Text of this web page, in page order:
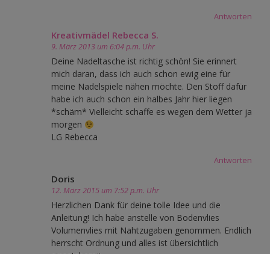
Antworten
Kreativmädel Rebecca S.
9. März 2013 um 6:04 p.m. Uhr
Deine Nadeltasche ist richtig schön! Sie erinnert
mich daran, dass ich auch schon ewig eine für
meine Nadelspiele nähen möchte. Den Stoff dafür
habe ich auch schon ein halbes Jahr hier liegen
*schäm* Vielleicht schaffe es wegen dem Wetter ja
morgen
LG Rebecca
Antworten
Doris
12. März 2015 um 7:52 p.m. Uhr
Herzlichen Dank für deine tolle Idee und die
Anleitung! Ich habe anstelle von Bodenvlies
Volumenvlies mit Nahtzugaben genommen. Endlich
herrscht Ordnung und alles ist übersichtlich